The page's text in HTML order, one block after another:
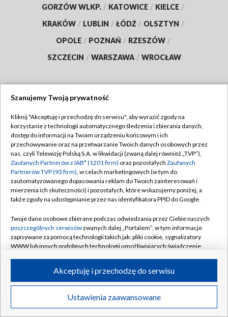
GORZÓW WLKP. / KATOWICE / KIELCE /
KRAKÓW / LUBLIN / ŁÓDŹ / OLSZTYN /
OPOLE / POZNAŃ / RZESZÓW /
SZCZECIN / WARSZAWA / WROCŁAW
TVP
Abonament TVP
Emisja w TVP
Centrum informacji TVP
Naziemna Telewizja Cyfrowa
Rada Programowa
System NOS
Informacje o nadawcy
Program dla prasy
Ogłoszenie przetargowe
Regulamin TVP
Polityka prywatności
Moje zgody
Pomoc
Kontakt
Kanały
©2026 Telewizja Polska S.A. w likwidacji
Szanujemy Twoją prywatność
Kliknij "Akceptuję i przechodzę do serwisu", aby wyrazić zgody na
korzystanie z technologii automatycznego śledzenia i zbierania danych,
dostęp do informacji na Twoim urządzeniu końcowym i ich
przechowywanie oraz na przetwarzanie Twoich danych osobowych przez
nas, czyli Telewizję Polską S.A. w likwidacji (zwaną dalej również „TVP”),
Zaufanych Partnerów z IAB* (1201 firm) oraz pozostałych Zaufanych
Partnerów TVP (93 firm), w celach marketingowych (w tym do
zautomatyzowanego dopasowania reklam do Twoich zainteresowań i
mierzenia ich skuteczności) i pozostałych, które wskazujemy poniżej, a
także zgody na udostępnianie przez nas identyfikatora PPID do Google.
Twoje dane osobowe zbierane podczas odwiedzania przez Ciebie naszych
poszczególnych serwisówzwanych dalej „Portalem”, w tym informacje
zapisywane za pomocą technologii takich jak: pliki cookie, sygnalizatory
WWW lub innych podobnych technologii umożliwiających świadczenie
ruchu w Internecie.
Twoje dane osobowe zbierane podczas odwiedzania przez Ciebie
poszczególnych serwisówna Portalu, takie jak adresy IP, identyfikatory
Ustawienia zaawansowane
Akceptuję i przechodzę do serwisu